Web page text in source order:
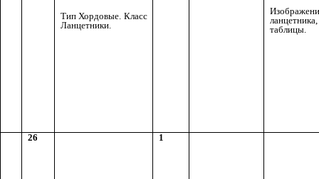
Тип Хордовые. Класс
Ланцетники.
ланцетника,
таблицы.
26 1